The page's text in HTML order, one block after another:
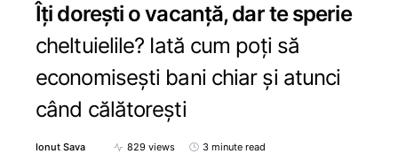
Îți dorești o vacanță, dar te sperie
cheltuielile? Iată cum poți să
economisești bani chiar și atunci
când călătorești
Ionut Sava 829 views 3 minute read